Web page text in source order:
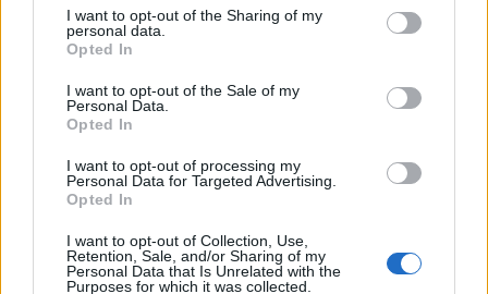
I want to opt-out of the Sharing of my
personal data.
Opted In
I want to opt-out of the Sale of my
Personal Data.
Opted In
I want to opt-out of processing my
Personal Data for Targeted Advertising.
Opted In
I want to opt-out of Collection, Use,
Retention, Sale, and/or Sharing of my
Personal Data that Is Unrelated with the
Purposes for which it was collected.
Shqipëria i përgjigjet
Zelenskyt për Kosovën:
Krahasimi me Ukrainën
është i gabuar
VIDEO/ Publikohet
momenti i arrestimit të
akuzohet për vrasjen e
Zjarri masiv në Malin e
Krujës vihet nën kontroll/
Pasojat që la pas zjarri i
madh në Krujë, banorët